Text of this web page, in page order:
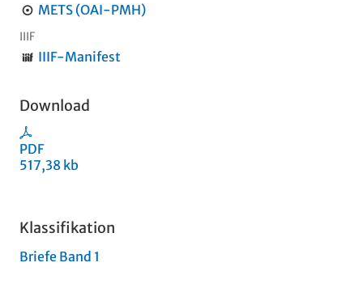
METS (OAI-PMH)
IIIF
IIIF-Manifest
Download
PDF
517,38 kb
Klassifikation
Briefe Band 1